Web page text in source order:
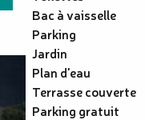
Bac à vaisselle
Parking
Jardin
Plan d'eau
Terrasse couverte
Parking gratuit